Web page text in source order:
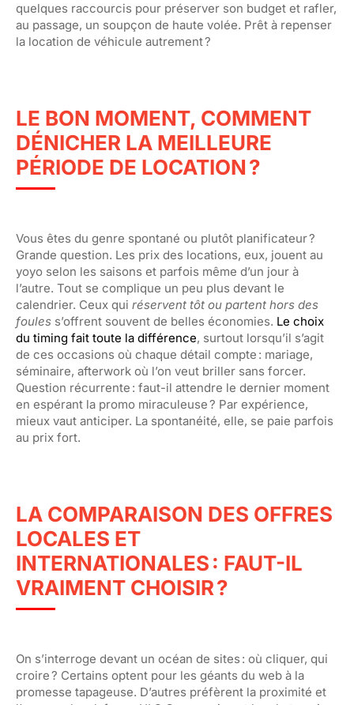
quelques raccourcis pour préserver son budget et rafler,
au passage, un soupçon de haute volée. Prêt à repenser
la location de véhicule autrement ?
LE BON MOMENT, COMMENT
DÉNICHER LA MEILLEURE
PÉRIODE DE LOCATION ?
Vous êtes du genre spontané ou plutôt planificateur ?
Grande question. Les prix des locations, eux, jouent au
yoyo selon les saisons et parfois même d’un jour à
l’autre. Tout se complique un peu plus devant le
calendrier. Ceux qui réservent tôt ou partent hors des
foules s’offrent souvent de belles économies. Le choix
du timing fait toute la différence, surtout lorsqu’il s’agit
de ces occasions où chaque détail compte : mariage,
séminaire, afterwork où l’on veut briller sans forcer.
Question récurrente : faut-il attendre le dernier moment
en espérant la promo miraculeuse ? Par expérience,
mieux vaut anticiper. La spontanéité, elle, se paie parfois
au prix fort.
LA COMPARAISON DES OFFRES
LOCALES ET
INTERNATIONALES : FAUT-IL
VRAIMENT CHOISIR ?
On s’interroge devant un océan de sites : où cliquer, qui
croire ? Certains optent pour les géants du web à la
promesse tapageuse. D’autres préfèrent la proximité et